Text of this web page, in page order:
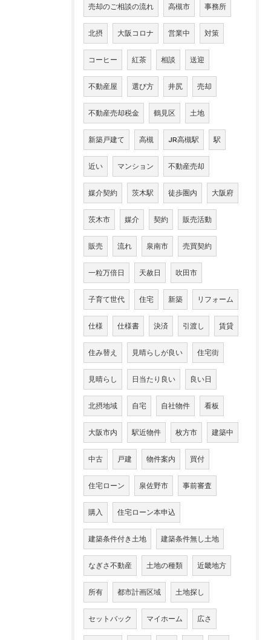
売却のご相談の流れ 高槻市 事務所
北摂 大阪コロナ 営業中 対策
コーヒー 紅茶 相談 送迎
不動産屋 選び方 井尻 売却
不動産売却税金 鶴見区 土地
新築戸建て 高槻 JR高槻駅 駅
近い マンション 不動産売却
媒介契約 茨木駅 徒歩圏内 大阪府
茨木市 媒介 契約 販売活動
販売 流れ 泉南市 売買契約
一粒万倍日 天赦日 吹田市
子育て世代 住宅 新築 リフォーム
仕様 仕様書 決済 引渡し 賃貸
住み替え 見晴らしが良い 住宅街
見晴らし 日当たり良い 良い日
北摂地域 自宅 自社物件 看板
大阪市内 駅近物件 枚方市 建築中
中古 戸建 物件案内 買付
住宅ローン 泉佐野市 事前審査
購入 住宅ローン本申込
建築条件付き土地 建築条件無し土地
なぎさ不動産 土地の種類 近畿地方
所有 都市計画区域 土地探し
セットバック マイホーム 広さ